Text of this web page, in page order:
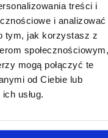
treści i
i analizować
tym, jak korzystasz z
społecznościowym,
mogą połączyć te
od Ciebie lub
usług.
i poszukać
kursu:
wyszukiwarka/uslugi/
formularz